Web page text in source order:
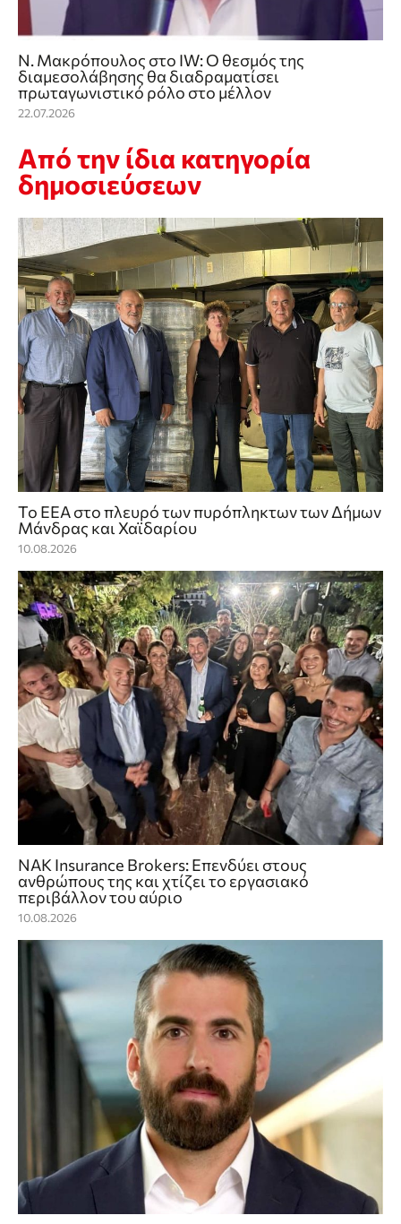
Ν. Μακρόπουλος στο IW: O θεσμός της
διαμεσολάβησης θα διαδραματίσει
πρωταγωνιστικό ρόλο στο μέλλον
22.07.2026
Από την ίδια κατηγορία
δημοσιεύσεων
Το ΕΕΑ στο πλευρό των πυρόπληκτων των Δήμων
Μάνδρας και Χαϊδαρίου
10.08.2026
NAK Insurance Brokers: Επενδύει στους
ανθρώπους της και χτίζει το εργασιακό
περιβάλλον του αύριο
10.08.2026